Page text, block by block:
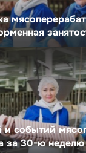
и событий
за 30-ю